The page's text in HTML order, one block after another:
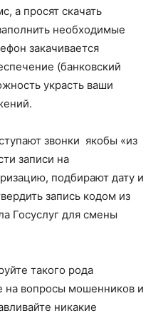
а просят скачать
необходимые
закачивается
(банковский
украсть ваши
звонки якобы «из
записи на
подбирают дату и
запись кодом из
Госуслуг для смены
такого рода
на вопросы мошенников и
никакие